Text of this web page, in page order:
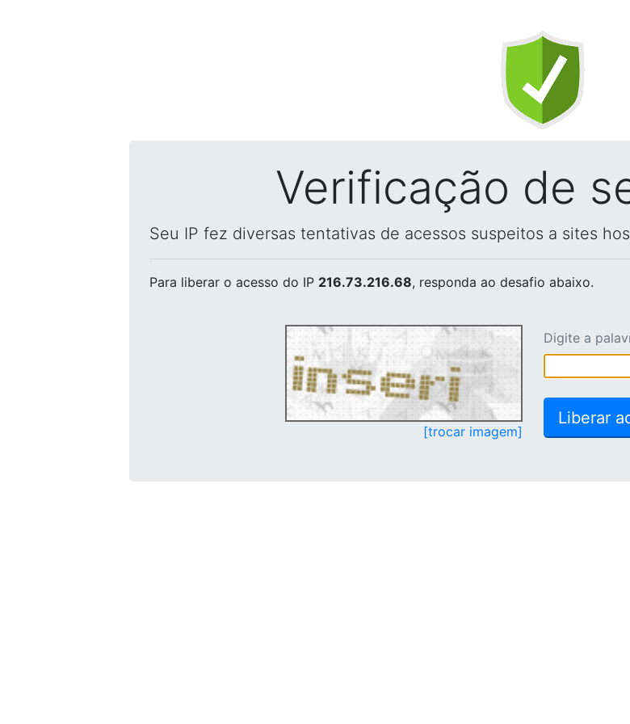
Verificação de
Seu IP fez diversas tentativas de acessos suspeitos a sites
Para liberar o acesso do IP 216.73.216.68, responda ao desafio abaixo.
[trocar imagem]
Digite a